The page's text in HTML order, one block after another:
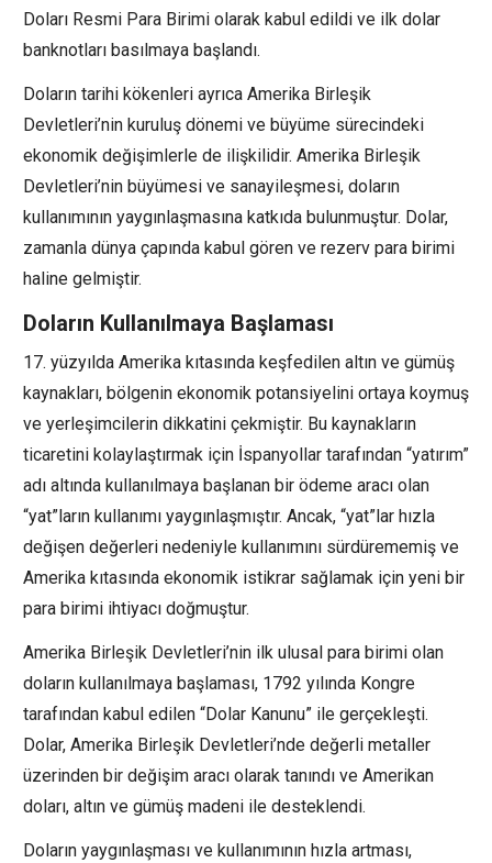
Doları Resmi Para Birimi olarak kabul edildi ve ilk dolar
banknotları basılmaya başlandı.
Doların tarihi kökenleri ayrıca Amerika Birleşik
Devletleri’nin kuruluş dönemi ve büyüme sürecindeki
ekonomik değişimlerle de ilişkilidir. Amerika Birleşik
Devletleri’nin büyümesi ve sanayileşmesi, doların
kullanımının yaygınlaşmasına katkıda bulunmuştur. Dolar,
zamanla dünya çapında kabul gören ve rezerv para birimi
haline gelmiştir.
Doların Kullanılmaya Başlaması
17. yüzyılda Amerika kıtasında keşfedilen altın ve gümüş
kaynakları, bölgenin ekonomik potansiyelini ortaya koymuş
ve yerleşimcilerin dikkatini çekmiştir. Bu kaynakların
ticaretini kolaylaştırmak için İspanyollar tarafından “yatırım”
adı altında kullanılmaya başlanan bir ödeme aracı olan
“yat”ların kullanımı yaygınlaşmıştır. Ancak, “yat”lar hızla
değişen değerleri nedeniyle kullanımını sürdürememiş ve
Amerika kıtasında ekonomik istikrar sağlamak için yeni bir
para birimi ihtiyacı doğmuştur.
Amerika Birleşik Devletleri’nin ilk ulusal para birimi olan
doların kullanılmaya başlaması, 1792 yılında Kongre
tarafından kabul edilen “Dolar Kanunu” ile gerçekleşti.
Dolar, Amerika Birleşik Devletleri’nde değerli metaller
üzerinden bir değişim aracı olarak tanındı ve Amerikan
doları, altın ve gümüş madeni ile desteklendi.
Doların yaygınlaşması ve kullanımının hızla artması,